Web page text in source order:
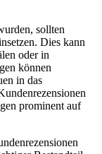
sollten
Dies kann
oder in
können
in das
prominent auf